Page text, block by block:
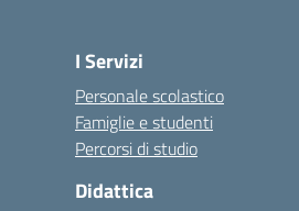
I Servizi
Personale scolastico
Famiglie e studenti
Percorsi di studio
Didattica